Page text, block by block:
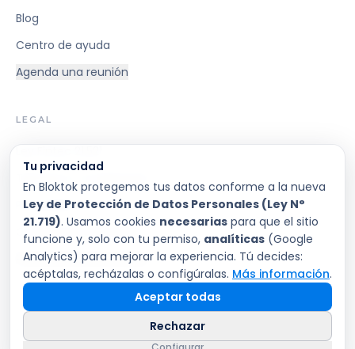
Blog
Centro de ayuda
Agenda una reunión
LEGAL
Términos y Condiciones
Privacidad
Condiciones Generales
Preferencias de cookies
Santiago, Chile
EN PROCESO REGULATORIO CMF · LEY FINTEC 21.521
Tu privacidad
En Bloktok protegemos tus datos conforme a la nueva
Ley de Protección de Datos Personales (Ley N°
21.719). Usamos cookies necesarias para que el sitio
funcione y, solo con tu permiso, analíticas (Google
Analytics) para mejorar la experiencia. Tú decides:
acéptalas, recházalas o configúralas. Más información.
Aceptar todas
Rechazar